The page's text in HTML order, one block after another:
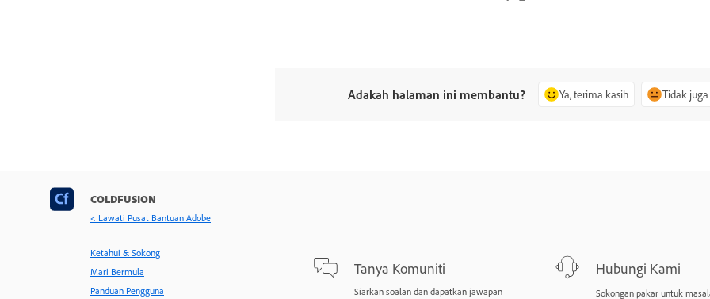
Adakah halaman ini membantu? Ya, terima kasih Tidak juga
COLDFUSION
< Lawati Pusat Bantuan Adobe
Ketahui & Sokong
Mari Bermula
Panduan Pengguna
Tanya Komuniti
Siarkan soalan dan dapatkan jawapan
Hubungi Kami
Sokongan pakar untuk